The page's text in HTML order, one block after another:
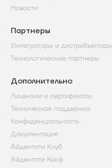
Новости
Партнеры
Интеграторы и дистрибьюторы
Технологические партнеры
Дополнительно
Лицензии и сертификаты
Техническая поддержка
Конфиденциальность
Документация
Айдентити Клуб
Айдентити Конф